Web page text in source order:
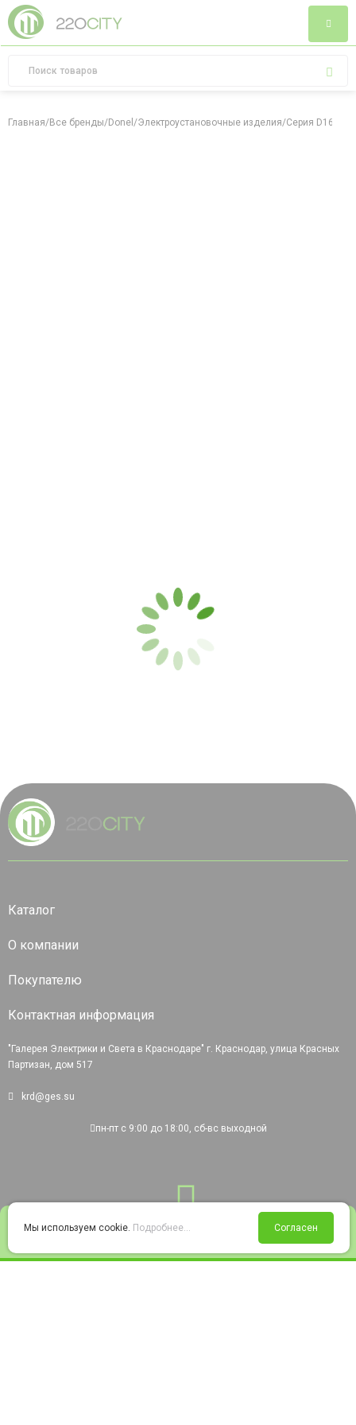
Войти Избранное Корзина
Главная/Все бренды/Donel /Электроустановочные изделия/Серия D16
Каталог
О компании
Покупателю
Контактная информация
"Галерея Электрики и Света в Краснодаре" г. Краснодар, улица Красных
Партизан, дом 517
krd@ges.su
пн-пт с 9:00 до 18:00, сб-вс выходной
Мы используем cookie. Подробнее... Согласен